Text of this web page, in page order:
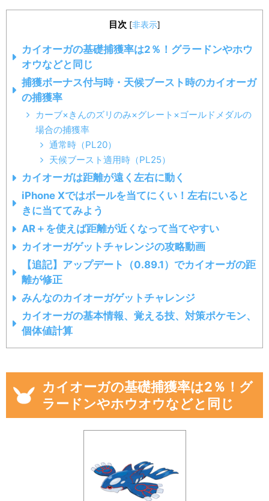
目次 [非表示]
カイオーガの基礎捕獲率は2％！グラードンやホウ
オウなどと同じ
捕獲ボーナス付与時・天候ブースト時のカイオーガ
の捕獲率
カーブ×きんのズリのみ×グレート×ゴールドメダルの
場合の捕獲率
通常時（PL20）
天候ブースト適用時（PL25）
カイオーガは距離が遠く左右に動く
iPhone Xではボールを当てにくい！左右にいると
きに当ててみよう
AR＋を使えば距離が近くなって当てやすい
カイオーガゲットチャレンジの攻略動画
【追記】アップデート（0.89.1）でカイオーガの距
離が修正
みんなのカイオーガゲットチャレンジ
カイオーガの基本情報、覚える技、対策ポケモン、
個体値計算
カイオーガの基礎捕獲率は2％！グ
ラードンやホウオウなどと同じ